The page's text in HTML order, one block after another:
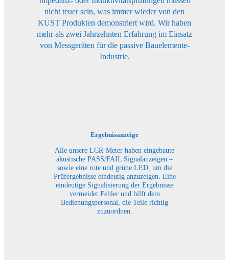
nicht teuer sein, was immer wieder von den
KUST Produkten demonstriert wird. Wir haben
mehr als zwei Jahrzehnten Erfahrung im Einsatz
von Messgeräten für die passive Bauelemente-
Industrie.
Ergebnisanzeige
Alle unsere LCR-Meter haben eingebaute
akustische PASS/FAIL Signalanzeigen –
sowie eine rote und grüne LED, um die
Prüfergebnisse eindeutig anzuzeigen. Eine
eindeutige Signalisierung der Ergebnisse
vermeidet Fehler und hilft dem
Bedienungspersonal, die Teile richtig
zuzuordnen.